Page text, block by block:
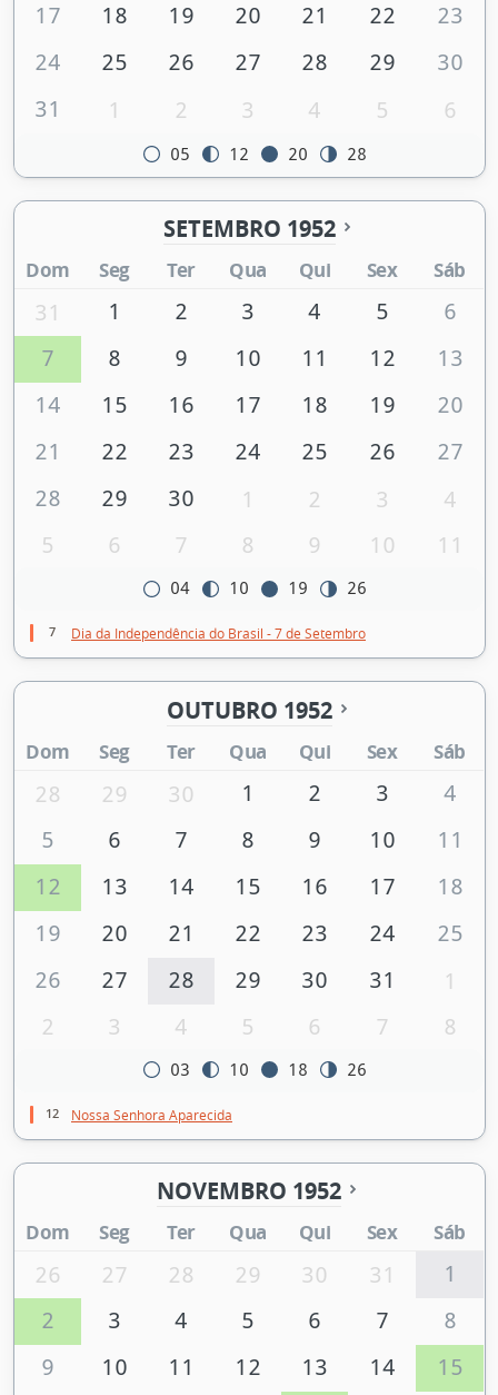
17
18 19 20 21 22
23
24
25 26 27 28 29
30
31
1 2 3 4 5 6
05 12 20 28
SETEMBRO 1952
Dom Seg Ter Qua Qui Sex Sáb
31 1 2 3 4 5
6
7
8 9 10 11 12
13
14
15 16 17 18 19
20
21
22 23 24 25 26
27
28
29 30 1 2 3
4
5
6 7 8 9 10 11
04 10 19 26
7 Dia da Independência do Brasil - 7 de Setembro
OUTUBRO 1952
Dom Seg Ter Qua Qui Sex Sáb
28 29 30 1 2 3
4
5
6 7 8 9 10
11
12
13 14 15 16 17
18
19
20 21 22 23 24
25
26
27 28 29 30 31
1
2
3 4 5 6 7 8
03 10 18 26
12 Nossa Senhora Aparecida
NOVEMBRO 1952
Dom Seg Ter Qua Qui Sex Sáb
26 27 28 29 30 31
1
2
3 4 5 6 7
8
9
10 11 12 13 14
15